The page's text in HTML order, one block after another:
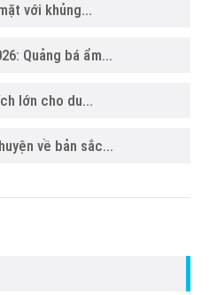
với khủng...
Quảng bá ẩm...
lớn cho du...
về bản sắc...